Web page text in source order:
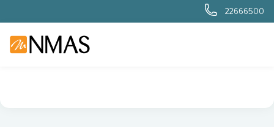
22666500